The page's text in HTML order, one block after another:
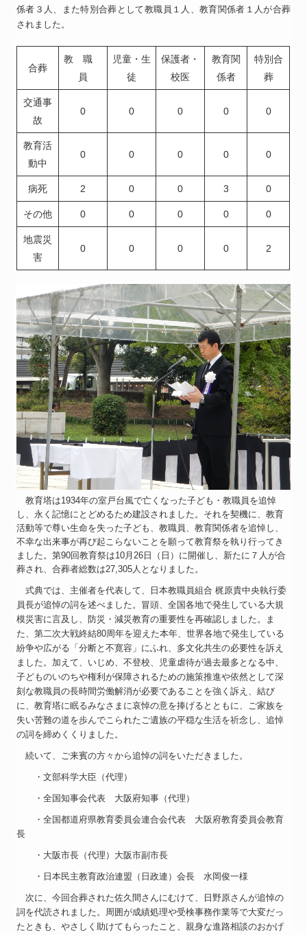
係者３人、また特別合葬として教職員１人、教育関係者１人が合葬
されました。
合葬
教 職
員
児童・生
徒
保護者・
校医
教育関
係者
特別合
葬
交通事
故
0 0 0 0 0
教育活
動中
0 0 0 0 0
病死 2 0 0 3 0
その他 0 0 0 0 0
地震災
害
0 0 0 0 2
教育塔は1934年の室戸台風で亡くなった子ども・教職員を追悼
し、永く記憶にとどめるため建設されました。それを契機に、教育
活動等で尊い生命を失った子ども、教職員、教育関係者を追悼し、
不幸な出来事が再び起こらないことを願って教育祭を執り行ってき
ました。第90回教育祭は10月26 日（日）に開催し、新たに７人が合
葬され、合葬者総数は27,305人となりました。
式典では、主催者を代表して、日本教職員組合 梶原貴中央執行委
員長が追悼の詞を述べました。冒頭、全国各地で発生している大規
模災害に言及し、防災・減災教育の重要性を再確認しました。ま
た、第二次大戦終結80周年を迎えた本年、世界各地で発生している
紛争や広がる「分断と不寛容」にふれ、多文化共生の必要性を訴え
ました。 加えて、いじめ、不登校、児童虐待が過去最多となる中、
子どものいのちや権利が保障されるための施策推進や依然として深
刻な教職員の長時間労働解消が必要であることを強く訴え、結び
に、教育塔に眠るみなさまに哀悼の意を捧げるとともに、ご家族を
失い苦難の道を歩んでこられたご遺族の平穏な生活を祈念し、追悼
の詞を締めくくりました。
続いて、ご来賓の方々から追悼の詞をいただきました。
・文部科学大臣（代理）
・全国知事会代表 大阪府知事（代理）
・全国都道府県教育委員会連合会代表 大阪府教育委員会教育
長
・大阪市長（代理）大阪市副市長
・日本民主教育政治連盟（日政連）会長 水岡俊一様
次に、今回合葬された佐久間さんにむけて、日野原さんが追悼の
詞を代読されました。周囲が成績処理や受検事務作業等で大変だっ
たときも、やさしく助けてもらったこと、親身な進路相談のおかげ